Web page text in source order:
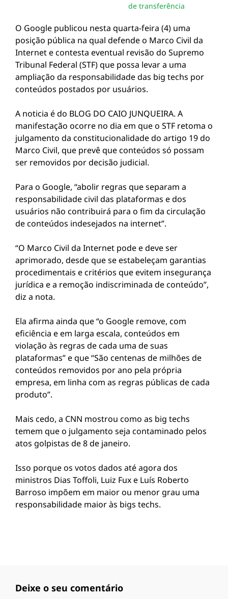
de transferência
O Google publicou nesta quarta-feira (4) uma
posição pública na qual defende o Marco Civil da
Internet e contesta eventual revisão do Supremo
Tribunal Federal (STF) que possa levar a uma
ampliação da responsabilidade das big techs por
conteúdos postados por usuários.
A noticia é do BLOG DO CAIO JUNQUEIRA. A
manifestação ocorre no dia em que o STF retoma o
julgamento da constitucionalidade do artigo 19 do
Marco Civil, que prevê que conteúdos só possam
ser removidos por decisão judicial.
Para o Google, “abolir regras que separam a
responsabilidade civil das plataformas e dos
usuários não contribuirá para o fim da circulação
de conteúdos indesejados na internet”.
“O Marco Civil da Internet pode e deve ser
aprimorado, desde que se estabeleçam garantias
procedimentais e critérios que evitem insegurança
jurídica e a remoção indiscriminada de conteúdo”,
diz a nota.
Ela afirma ainda que “o Google remove, com
eficiência e em larga escala, conteúdos em
violação às regras de cada uma de suas
plataformas” e que “São centenas de milhões de
conteúdos removidos por ano pela própria
empresa, em linha com as regras públicas de cada
produto”.
Mais cedo, a CNN mostrou como as big techs
temem que o julgamento seja contaminado pelos
atos golpistas de 8 de janeiro.
Isso porque os votos dados até agora dos
ministros Dias Toffoli, Luiz Fux e Luís Roberto
Barroso impõem em maior ou menor grau uma
responsabilidade maior às bigs techs.
Deixe o seu comentário